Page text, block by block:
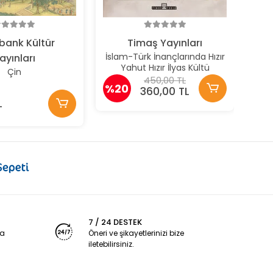
Kültür
Çin
Timaş Yayınları
İslam-Türk İnançlarında Hızır
Yahut Hızır İlyas Kültü
%20
450,00 TL
360,00 TL
7 / 24 DESTEK
Öneri ve şikayetlerinizi bize
iletebilirsiniz.